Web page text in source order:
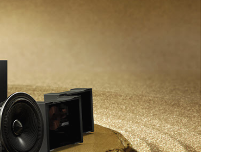
چنجر ALPINE
ساب ووفر ALPINE
کامپوننت ALPINE